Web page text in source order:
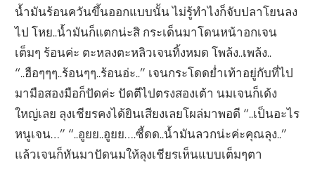
น้ำมันร้อนควันขึ้นออกแบบนั้น ไม่รู้ทำไงก็จับปลาโยนลง
ไป โหย..น้ำมันก็แตกน่ะสิ กระเด็นมาโดนหน้าอกเจน
เต็มๆ ร้อนค่ะ ตะหลงตะหลิวเจนทิ้งหมด โพล้ง..เพล้ง..
“..ฮือๆๆๆ..ร้อนๆๆ..ร้อนอ่ะ..” เจนกระโดดย่ำเท้าอยู่กับที่ไป
มามือสองมือก็ปัดค่ะ ปัดตีไปตรงสองเต้า นมเจนก็เด้ง
ใหญ่เลย ลุงเชียรคงได้ยินเสียงเลยโผล่มาพอดี “..เป็นอะไร
หนูเจน…” “..อูยย..อูยย….ซี้ดด..น้ำมันลวกน่ะค่ะคุณลุง..”
แล้วเจนก็หันมาปัดนมให้ลุงเชียรเห็นแบบเต็มๆตา